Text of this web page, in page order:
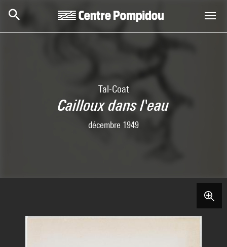
Tal-Coat
Cailloux dans l'eau
décembre 1949